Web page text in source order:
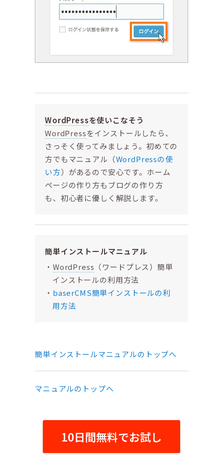
WordPressを使いこなそう
WordPressをインストールしたら、
さっそく使ってみましょう。初めての
方でもマニュアル（WordPressの使
い方）があるので安心です。ホーム
ページの作り方もブログの作り方
も、初心者に優しく解説します。
簡単インストールマニュアル
WordPress （ワードプレス）簡単
インストールの利用方法
baserCMS簡単インストールの利
用方法
簡単インストールマニュアルのトップへ
マニュアルのトップへ
10日間無料でお試し